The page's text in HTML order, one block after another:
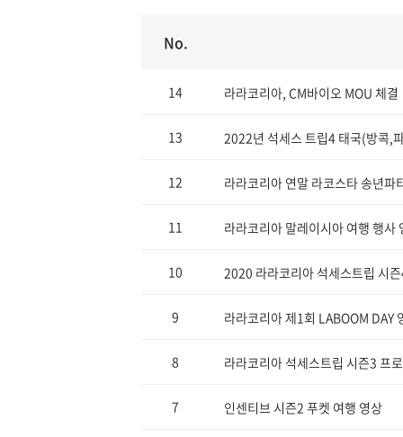
No.
14 라라코리아, CM바이오 MOU 체결
13 2022년 석세스 트립4 태국(방콕,
12 라라코리아 연말 라코스타 송년
11 라라코리아 말레이시아 여행 행사
10 2020 라라코리아 석세스트립 시
9 라라코리아 제1회 LABOOM DAY
8 라라코리아 석세스트립 시즌3 프
7 인센티브 시즌2 푸켓 여행 영상